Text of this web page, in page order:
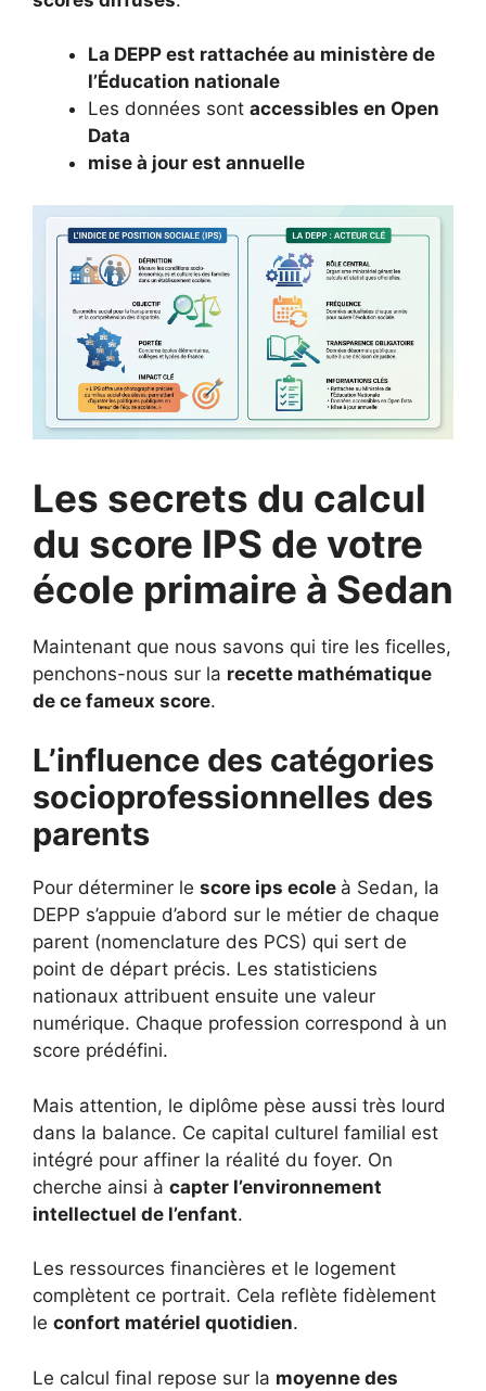
La DEPP est rattachée au ministère de
l’Éducation nationale
Les données sont accessibles en Open
Data
mise à jour est annuelle
Les secrets du calcul
du score IPS de votre
école primaire à Sedan
Maintenant que nous savons qui tire les ficelles,
penchons-nous sur la recette mathématique
de ce fameux score.
L’influence des catégories
socioprofessionnelles des
parents
Pour déterminer le score ips ecole à Sedan, la
DEPP s’appuie d’abord sur le métier de chaque
parent (nomenclature des PCS) qui sert de
point de départ précis. Les statisticiens
nationaux attribuent ensuite une valeur
numérique. Chaque profession correspond à un
score prédéfini.
Mais attention, le diplôme pèse aussi très lourd
dans la balance. Ce capital culturel familial est
intégré pour affiner la réalité du foyer. On
cherche ainsi à capter l’environnement
intellectuel de l’enfant.
Les ressources financières et le logement
complètent ce portrait. Cela reflète fidèlement
le confort matériel quotidien.
Le calcul final repose sur la moyenne des